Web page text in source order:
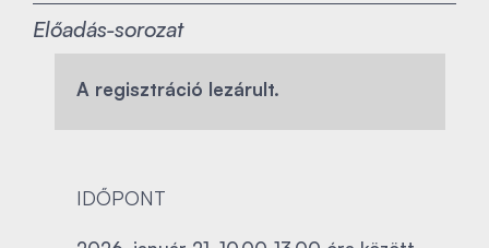
Előadás-sorozat
A regisztráció lezárult.
IDŐPONT